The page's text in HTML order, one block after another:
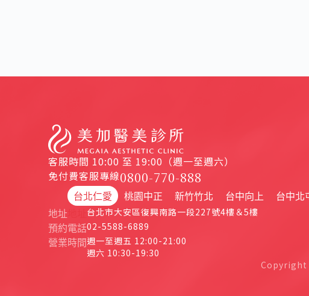
客服時間 10:00 至 19:00（週一至週六）
免付費客服專線0800-770-888
台北仁愛 桃園中正 新竹竹北 台中向上 台中北
地址
台北市大安區復興南路一段227號4樓＆5樓
預約電話02-5588-6889
營業時間週一至週五 12:00-21:00
週六 10:30-19:30
Copyright